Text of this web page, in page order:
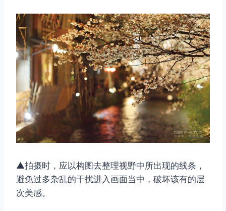
▲拍摄时，应以构图去整理视野中所出现的线条，
避免过多杂乱的干扰进入画面当中，破坏该有的层
次美感。